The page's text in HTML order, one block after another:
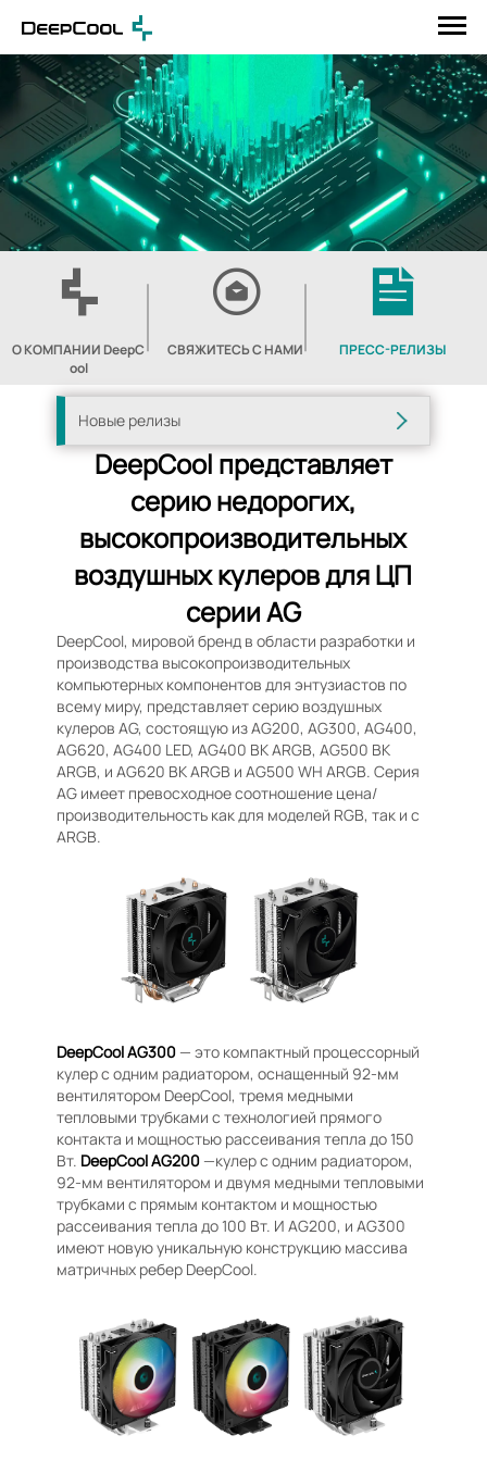
О КОМПАНИИ DeepC
ool
СВЯЖИТЕСЬ С НАМИ ПРЕСС-РЕЛИЗЫ
Новые релизы
DeepCool представляет
серию недорогих,
высокопроизводительных
воздушных кулеров для ЦП
серии AG
DeepCool, мировой бренд в области разработки и
производства высокопроизводительных
компьютерных компонентов для энтузиастов по
всему миру, представляет серию воздушных
кулеров AG, состоящую из AG200, AG300, AG400,
AG620, AG400 LED, AG400 BK ARGB, AG500 BK
ARGB, и AG620 BK ARGB и AG500 WH ARGB. Серия
AG имеет превосходное соотношение цена/
производительность как для моделей RGB, так и с
ARGB.
DeepCool AG300 — это компактный процессорный
кулер с одним радиатором, оснащенный 92-мм
вентилятором DeepCool, тремя медными
тепловыми трубками с технологией прямого
контакта и мощностью рассеивания тепла до 150
Вт. DeepCool AG200 —кулер с одним радиатором,
92-мм вентилятором и двумя медными тепловыми
трубками с прямым контактом и мощностью
рассеивания тепла до 100 Вт. И AG200, и AG300
имеют новую уникальную конструкцию массива
матричных ребер DeepCool.